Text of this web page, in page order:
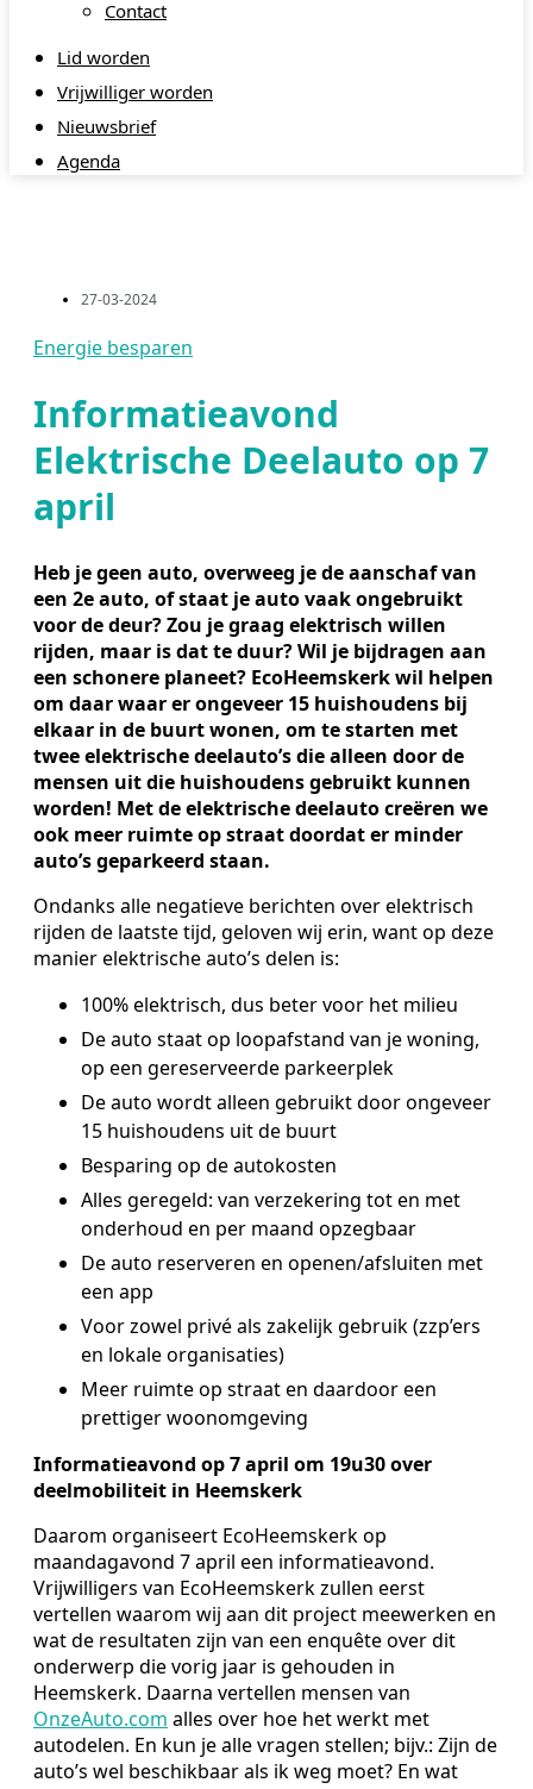
Contact
Lid worden
Vrijwilliger worden
Nieuwsbrief
Agenda
27-03-2024
Energie besparen
Informatieavond
Elektrische Deelauto op 7
april
Heb je geen auto, overweeg je de aanschaf van
een 2e auto, of staat je auto vaak ongebruikt
voor de deur? Zou je graag elektrisch willen
rijden, maar is dat te duur? Wil je bijdragen aan
een schonere planeet? EcoHeemskerk wil helpen
om daar waar er ongeveer 15 huishoudens bij
elkaar in de buurt wonen, om te starten met
twee elektrische deelauto’s die alleen door de
mensen uit die huishoudens gebruikt kunnen
worden! Met de elektrische deelauto creëren we
ook meer ruimte op straat doordat er minder
auto’s geparkeerd staan.
Ondanks alle negatieve berichten over elektrisch
rijden de laatste tijd, geloven wij erin, want op deze
manier elektrische auto’s delen is:
100% elektrisch, dus beter voor het milieu
De auto staat op loopafstand van je woning,
op een gereserveerde parkeerplek
De auto wordt alleen gebruikt door ongeveer
15 huishoudens uit de buurt
Besparing op de autokosten
Alles geregeld: van verzekering tot en met
onderhoud en per maand opzegbaar
De auto reserveren en openen/afsluiten met
een app
Voor zowel privé als zakelijk gebruik (zzp’ers
en lokale organisaties)
Meer ruimte op straat en daardoor een
prettiger woonomgeving
Informatieavond op 7 april om 19u30 over
deelmobiliteit in Heemskerk
Daarom organiseert EcoHeemskerk op
maandagavond 7 april een informatieavond.
Vrijwilligers van EcoHeemskerk zullen eerst
vertellen waarom wij aan dit project meewerken en
wat de resultaten zijn van een enquête over dit
onderwerp die vorig jaar is gehouden in
Heemskerk. Daarna vertellen mensen van
OnzeAuto.com alles over hoe het werkt met
autodelen. En kun je alle vragen stellen; bijv.: Zijn de
auto’s wel beschikbaar als ik weg moet? En wat